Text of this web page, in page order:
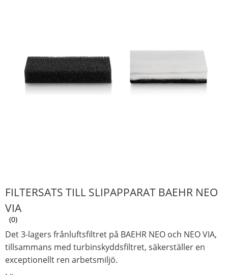
FILTERSATS TILL SLIPAPPARAT BAEHR NEO
VIA
0
Det 3-lagers frånluftsfiltret på BAEHR NEO och NEO VIA,
tillsammans med turbinskyddsfiltret, säkerställer en
exceptionellt ren arbetsmiljö.